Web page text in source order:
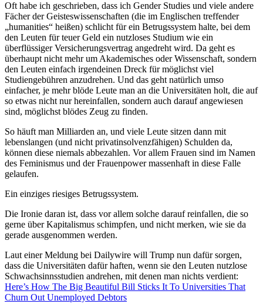
Oft habe ich geschrieben, dass ich Gender Studies und viele andere
Fächer der Geisteswissenschaften (die im Englischen treffender
„humanities“ heißen) schlicht für ein Betrugssystem halte, bei dem
den Leuten für teuer Geld ein nutzloses Studium wie ein
überflüssiger Versicherungsvertrag angedreht wird. Da geht es
überhaupt nicht mehr um Akademisches oder Wissenschaft, sondern
den Leuten einfach irgendeinen Dreck für möglichst viel
Studiengebühren anzudrehen. Und das geht natürlich umso
einfacher, je mehr blöde Leute man an die Universitäten holt, die auf
so etwas nicht nur hereinfallen, sondern auch darauf angewiesen
sind, möglichst blödes Zeug zu finden.
So häuft man Milliarden an, und viele Leute sitzen dann mit
lebenslangen (und nicht privatinsolvenzfähigen) Schulden da,
können diese niemals abbezahlen. Vor allem Frauen sind im Namen
des Feminismus und der Frauenpower massenhaft in diese Falle
gelaufen.
Ein einziges riesiges Betrugssystem.
Die Ironie daran ist, dass vor allem solche darauf reinfallen, die so
gerne über Kapitalismus schimpfen, und nicht merken, wie sie da
gerade ausgenommen werden.
Laut einer Meldung bei Dailywire will Trump nun dafür sorgen,
dass die Universitäten dafür haften, wenn sie den Leuten nutzlose
Schwachsinnsstudien andrehen, mit denen man nichts verdient:
Here’s How The Big Beautiful Bill Sticks It To Universities That
Churn Out Unemployed Debtors